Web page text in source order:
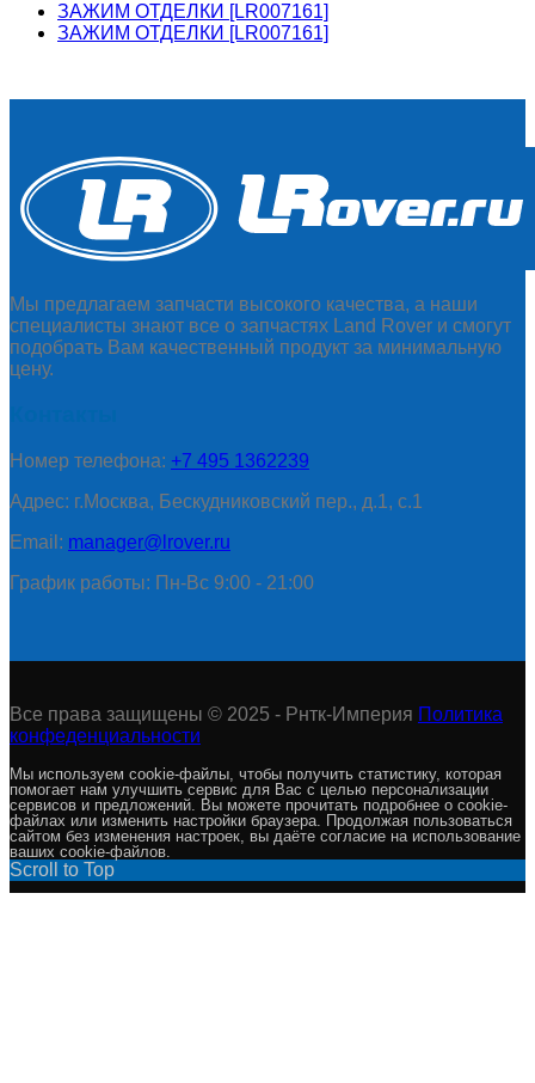
ЗАЖИМ ОТДЕЛКИ [LR007161]
ЗАЖИМ ОТДЕЛКИ [LR007161]
Мы предлагаем запчасти высокого качества, а наши
специалисты знают все о запчастях Land Rover и смогут
подобрать Вам качественный продукт за минимальную
цену.
Номер телефона: +7 495 1362239
Адрес: г.Москва, Бескудниковский пер., д.1, с.1
Email: manager@lrover.ru
График работы: Пн-Вс 9:00 - 21:00
Все права защищены © 2025 - Рнтк-Империя Политика
конфеденциальности
Мы используем cookie-файлы, чтобы получить статистику, которая
помогает нам улучшить сервис для Вас с целью персонализации
сервисов и предложений. Вы можете прочитать подробнее о cookie-
файлах или изменить настройки браузера. Продолжая пользоваться
сайтом без изменения настроек, вы даёте согласие на использование
ваших cookie-файлов.
Scroll to Top